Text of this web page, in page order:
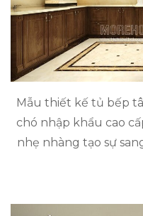
Mẫu thiết kế tủ bếp
chó nhập khẩu cao
nhẹ nhàng tạo sự